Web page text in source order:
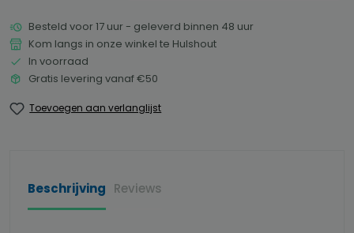
Besteld voor 17 uur - geleverd binnen 48 uur
Kom langs in onze winkel te Hulshout
In voorraad
Gratis levering vanaf €50
Toevoegen aan verlanglijst
Beschrijving Reviews